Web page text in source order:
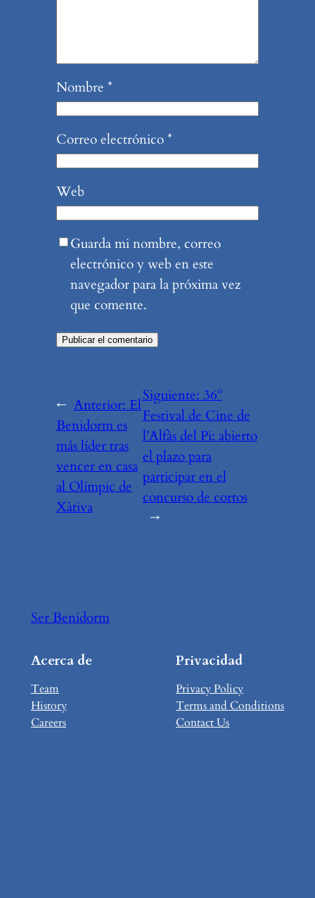
Nombre *
Correo electrónico*
Web
Guarda mi nombre, correo
electrónico y web en este
navegador para la próxima vez
que comente.
← Anterior:El
Benidorm es
más líder tras
vencer en casa
al Olímpic de
Xàtiva
Siguiente: 36º
Festival de Cine de
l’Alfàs del Pi: abierto
el plazo para
participar en el
concurso de cortos
→
Ser Benidorm
Acerca de
Team
History
Careers
Privacidad
Privacy Policy
Terms and Conditions
Contact Us